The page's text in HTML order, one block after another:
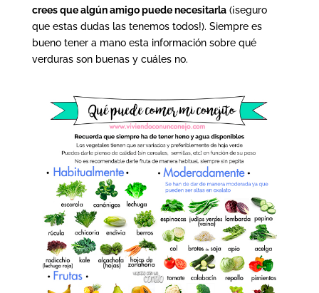
crees que algún amigo puede necesitarla(¡seguro
que estas dudas las tenemos todos!). Siempre es
bueno tener a mano esta información sobre qué
verduras son buenas y cuáles no.